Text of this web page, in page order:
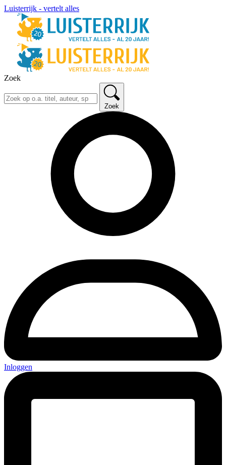
Luisterrijk - vertelt alles
Zoek
Zoek
Inloggen